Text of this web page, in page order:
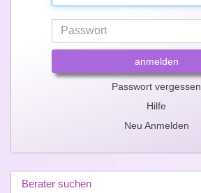
anmelden
Passwort vergessen
Hilfe
Neu Anmelden
Berater suchen